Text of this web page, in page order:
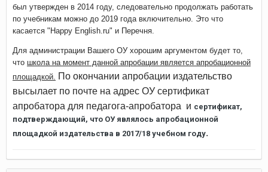
был утвержден в 2014 году, следовательно продолжать работать
по учебникам можно до 2019 года включительно. Это что
касается "Happy English.ru" и Перечня.
Для администрации Вашего ОУ хорошим аргументом будет то,
что школа на момент данной апробации является апробационной
площадкой.
По окончании апробации издательство
высылает по почте на адрес ОУ сертификат
апробатора для педагога-апробатора и сертификат,
подтверждающий, что ОУ являлось апробационной
площадкой издательства в 2017/18 учебном году.